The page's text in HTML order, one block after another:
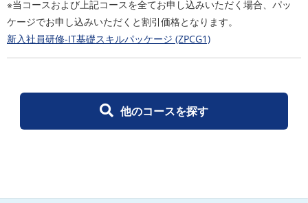
※当コースおよび上記コースを全てお申し込みいただく場合、パッ
ケージでお申し込みいただくと割引価格となります。
新入社員研修-IT基礎スキルパッケージ (ZPCG1)
他のコースを探す